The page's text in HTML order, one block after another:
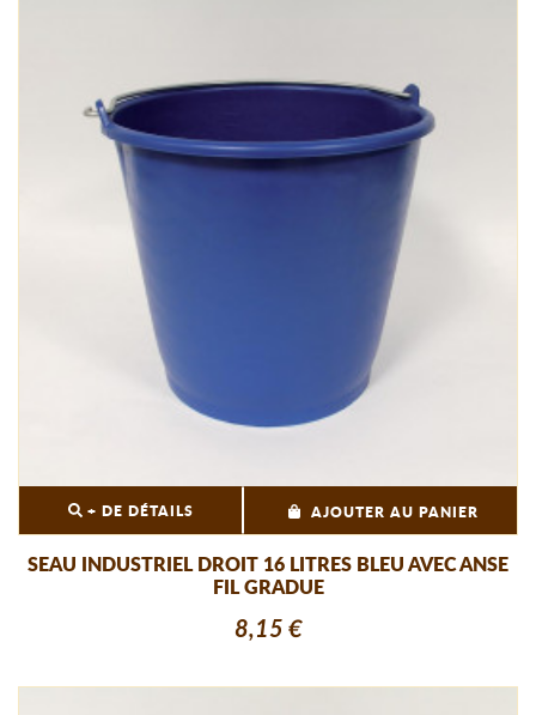
+ DE DÉTAILS AJOUTER AU PANIER
SEAU INDUSTRIEL DROIT 16 LITRES BLEU AVEC ANSE
FIL GRADUE
8,15 €